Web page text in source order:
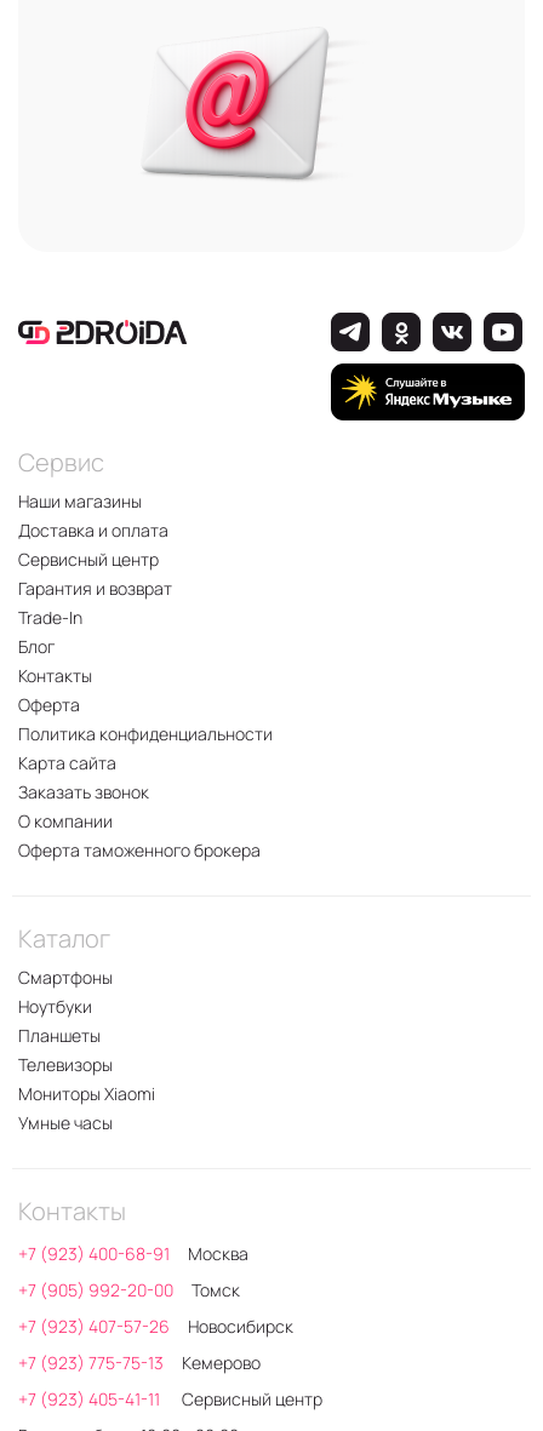
Сервис
Наши магазины
Доставка и оплата
Сервисный центр
Гарантия и возврат
Trade-In
Блог
Контакты
Оферта
Политика конфиденциальности
Карта сайта
Заказать звонок
О компании
Оферта таможенного брокера
Каталог
Смартфоны
Ноутбуки
Планшеты
Телевизоры
Мониторы Xiaomi
Умные часы
Контакты
+7 (923) 400-68-91
Москва
+7 (905) 992-20-00
Томск
+7 (923) 407-57-26
Новосибирск
+7 (923) 775-75-13
Кемерово
+7 (923) 405-41-11
Сервисный центр